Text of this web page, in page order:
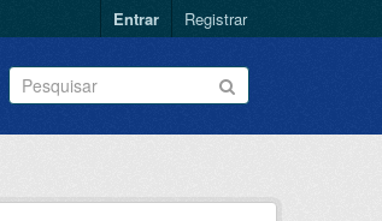
Entrar Registrar